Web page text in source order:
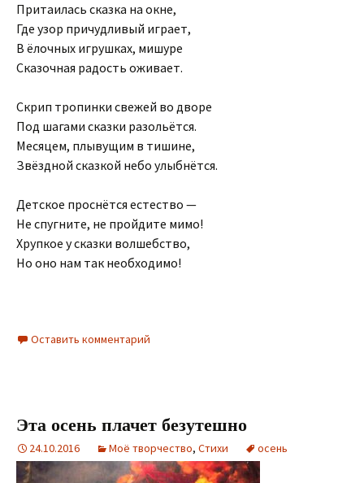
Притаилась сказка на окне,
Где узор причудливый играет,
В ёлочных игрушках, мишуре
Сказочная радость оживает.
Скрип тропинки свежей во дворе
Под шагами сказки разольётся.
Месяцем, плывущим в тишине,
Звёздной сказкой небо улыбнётся.
Детское проснётся естество —
Не спугните, не пройдите мимо!
Хрупкое у сказки волшебство,
Но оно нам так необходимо!
Оставить комментарий
Эта осень плачет безутешно
24.10.2016 Моё творчество, Стихи осень